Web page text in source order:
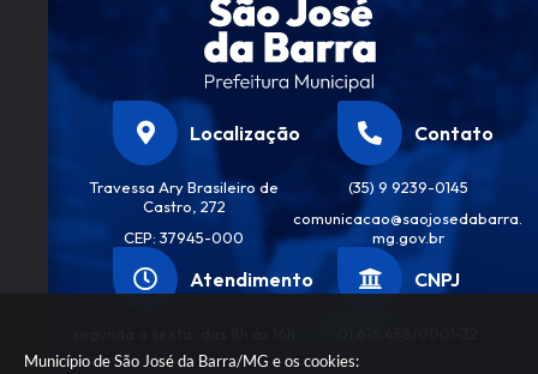
Município de São José da Barra/MG e os cookies:
Localização
Travessa Ary Brasileiro de
Castro, 272
CEP: 37945-000
Contato
(35) 9 9239-0145
comunicacao@saojosedabarra.
mg.gov.br
Atendimento CNPJ